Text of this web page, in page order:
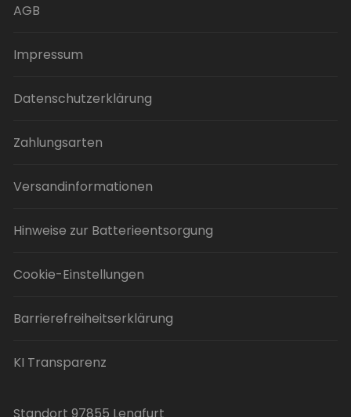
AGB
Impressum
Datenschutzerklärung
Zahlungsarten
Versandinformationen
Hinweise zur Batterieentsorgung
Cookie-Einstellungen
Barrierefreiheitserklärung
KI Transparenz
Standort 97855 Lengfurt